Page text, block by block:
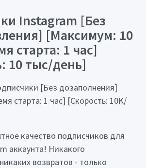
Instagram [Без
[Максимум: 10
старта: 1 час]
10 тыс/день]
[Без дозаполнения]
старта: 1 час] [Скорость: 10K/
качество подписчиков для
аккаунта! Никакого
возвратов - только